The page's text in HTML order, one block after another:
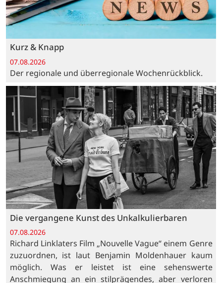
Kurz & Knapp
07.08.2026
Der regionale und überregionale Wochenrückblick.
Die vergangene Kunst des Unkalkulierbaren
07.08.2026
Richard Linklaters Film „Nouvelle Vague“ einem Genre
zuzuordnen, ist laut Benjamin Moldenhauer kaum
möglich. Was er leistet ist eine sehenswerte
Anschmiegung an ein stilprägendes, aber verloren